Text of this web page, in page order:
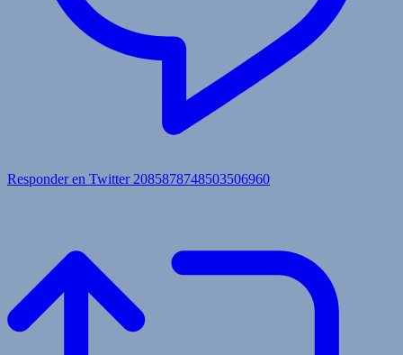
Responder en Twitter 2085878748503506960